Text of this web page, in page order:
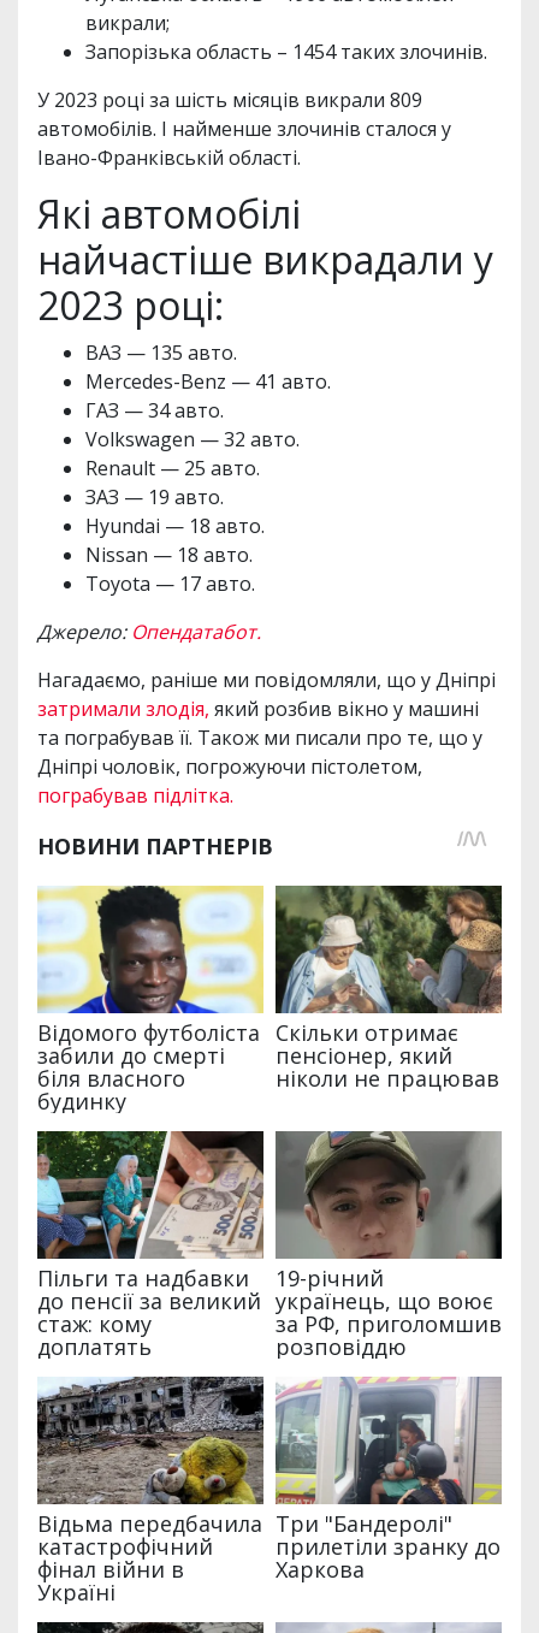
викрали;
Запорізька область – 1454 таких злочинів.
У 2023 році за шість місяців викрали 809
автомобілів. І найменше злочинів сталося у
Івано-Франківській області.
Які автомобілі
найчастіше викрадали у
2023 році:
ВАЗ — 135 авто.
Mercedes-Benz — 41 авто.
ГАЗ — 34 авто.
Volkswagen — 32 авто.
Renault — 25 авто.
ЗАЗ — 19 авто.
Hyundai — 18 авто.
Nissan — 18 авто.
Toyota — 17 авто.
Джерело: Опендатабот.
Нагадаємо, раніше ми повідомляли, що у Дніпрі
затримали злодія, який розбив вікно у машині
та пограбував її. Також ми писали про те, що у
Дніпрі чоловік, погрожуючи пістолетом,
пограбував підлітка.